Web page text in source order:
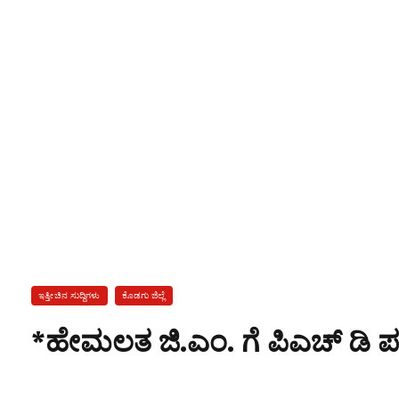
ಇತ್ತೀಚಿನ ಸುದ್ದಿಗಳು ಕೊಡಗು ಜಿಲ್ಲೆ
*ಹೇಮಲತ ಜಿ.ಎಂ. ಗೆ ಪಿಎಚ್ ಡಿ